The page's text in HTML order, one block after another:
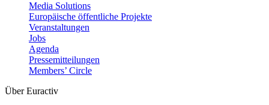
Media Solutions
Europäische öffentliche Projekte
Veranstaltungen
Jobs
Agenda
Pressemitteilungen
Members’ Circle
Über Euractiv